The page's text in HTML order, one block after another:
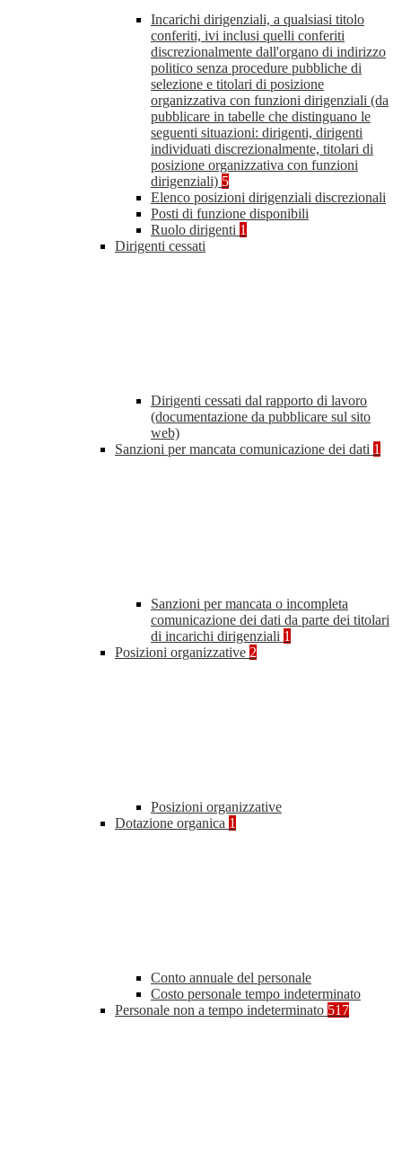
Incarichi dirigenziali, a qualsiasi titolo
conferiti, ivi inclusi quelli conferiti
discrezionalmente dall'organo di indirizzo
politico senza procedure pubbliche di
selezione e titolari di posizione
organizzativa con funzioni dirigenziali (da
pubblicare in tabelle che distinguano le
seguenti situazioni: dirigenti, dirigenti
individuati discrezionalmente, titolari di
posizione organizzativa con funzioni
dirigenziali) 5
Elenco posizioni dirigenziali discrezionali
Posti di funzione disponibili
Ruolo dirigenti 1
Dirigenti cessati
Dirigenti cessati dal rapporto di lavoro
(documentazione da pubblicare sul sito
web)
Sanzioni per mancata comunicazione dei dati 1
Sanzioni per mancata o incompleta
comunicazione dei dati da parte dei titolari
di incarichi dirigenziali 1
Posizioni organizzative 2
Posizioni organizzative
Dotazione organica 1
Conto annuale del personale
Costo personale tempo indeterminato
Personale non a tempo indeterminato 517